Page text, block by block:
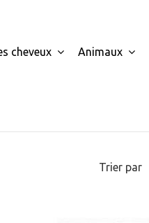
cheveux Animaux
Trier par